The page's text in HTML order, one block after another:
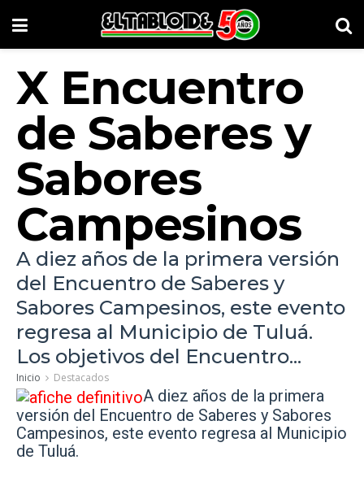
X Encuentro
de Saberes y
Sabores
Campesinos
A diez años de la primera versión
del Encuentro de Saberes y
Sabores Campesinos, este evento
regresa al Municipio de Tuluá.
Los objetivos del Encuentro...
Inicio Destacados
A diez años de la primera
versión del Encuentro de Saberes y Sabores
Campesinos, este evento regresa al Municipio
de Tuluá.